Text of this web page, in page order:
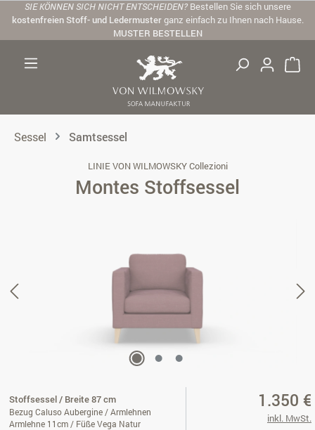
Zum Hauptinhalt springen
SIE KÖNNEN SICH NICHT ENTSCHEIDEN? Bestellen Sie sich unsere
kostenfreien Stoff- und Ledermusterganz einfach zu Ihnen nach Hause.
MUSTER BESTELLEN
Sessel Samtsessel
LINIE VON WILMOWSKY Collezioni
Montes Stoffsessel
Stoffsessel / Breite 87 cm
Bezug Caluso Aubergine / Armlehnen
Armlehne 11cm / Füße Vega Natur
1.350 €
inkl. MwSt.